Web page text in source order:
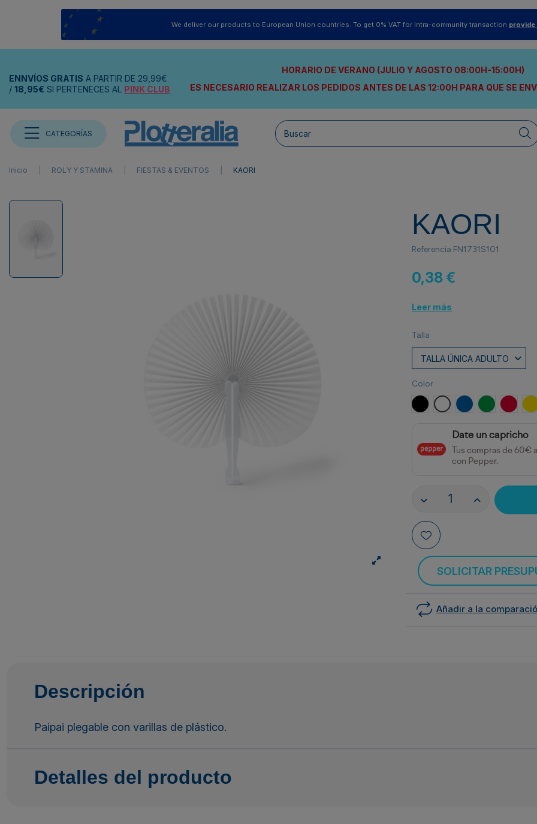
We deliver our products to European Union countries. To get 0% VAT for intra-community transaction provide
ENNVÍOS GRATIS A PARTIR DE 29,99€
/ 18,95€ SI PERTENECES AL PINK CLUB
HORARIO DE VERANO (JULIO Y AGOSTO 08:00H-15:00H)
ES NECESARIO REALIZAR LOS PEDIDOS ANTES DE LAS 12:00H PARA QUE SE
CATEGORÍAS
Inicio ROLY Y STAMINA FIESTAS & EVENTOS KAORI
KAORI
Referencia FN1731S101
0,38 €
Leer más
Talla
Color
NEGROBLANCOROYAL VERDEROJO
Date un capricho
Tus compras de
con Pepper.
SOLICITAR
Añadir a la
Descripción
Paipai plegable con varillas de plástico.
Detalles del producto